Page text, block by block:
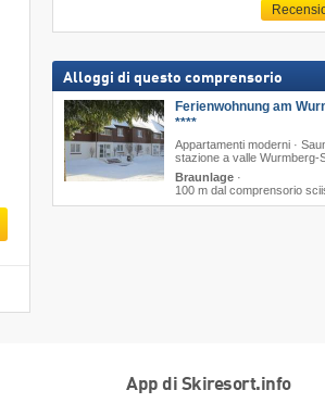
Alloggi di questo comprensorio
Ferienwohnung am
****
Appartamenti moderni ·
stazione a valle Wurmberg-
Braunlage·
100 m dal comprensorio
App di Skiresort.info